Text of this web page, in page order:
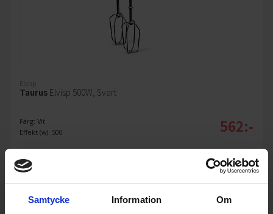
Samtycke Information Om
Elvisp
Taurus Elvisp 500W, Svart
Färg: Vit
Effekt (w): 500
562:-
KÖP